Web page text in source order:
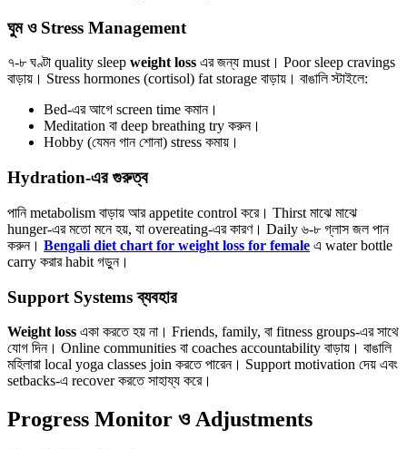
ঘুম ও Stress Management
৭-৮ ঘণ্টা quality sleep weight loss এর জন্য must। Poor sleep cravings
বাড়ায়। Stress hormones (cortisol) fat storage বাড়ায়। বাঙালি স্টাইলে:
Bed-এর আগে screen time কমান।
Meditation বা deep breathing try করুন।
Hobby (যেমন গান শোনা) stress কমায়।
Hydration-এর গুরুত্ব
পানি metabolism বাড়ায় আর appetite control করে। Thirst মাঝে মাঝে
hunger-এর মতো মনে হয়, যা overeating-এর কারণ। Daily ৬-৮ গ্লাস জল পান
করুন। Bengali diet chart for weight loss for female এ water bottle
carry করার habit গড়ুন।
Support Systems ব্যবহার
Weight loss একা করতে হয় না। Friends, family, বা fitness groups-এর সাথে
যোগ দিন। Online communities বা coaches accountability বাড়ায়। বাঙালি
মহিলারা local yoga classes join করতে পারেন। Support motivation দেয় এবং
setbacks-এ recover করতে সাহায্য করে।
Progress Monitor ও Adjustments